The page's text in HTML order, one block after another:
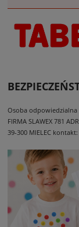
Osoba
FIRMA SLAWEX 781
39-300 MIELEC kontakt: